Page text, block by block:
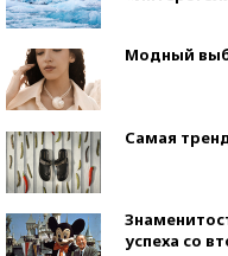
Модный
Самая
успеха со